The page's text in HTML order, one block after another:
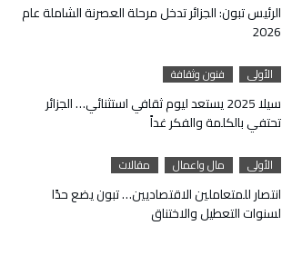
الرئيس تبون: الجزائر تدخل مرحلة العصرنة الشاملة عام
2026
الأولى فنون وثقافة
سيلا 2025 يستعد ليوم ثقافي استثنائي… الجزائر
تحتفي بالكلمة والفكر غداً
الأولى مال واعمال مقالات
انتصار للمتعاملين الاقتصاديين… تبون يضع حدًا
لسنوات التعطيل والاختناق